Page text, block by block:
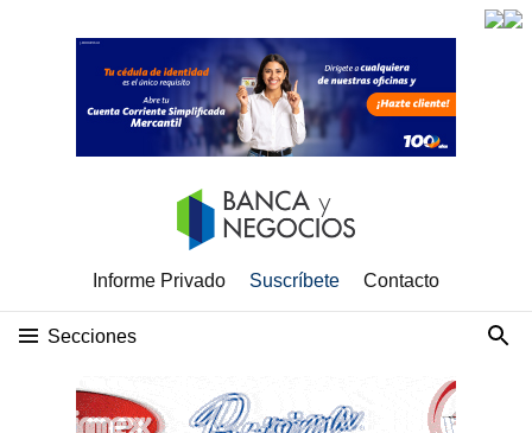
Informe Privado Suscríbete Contacto
Secciones